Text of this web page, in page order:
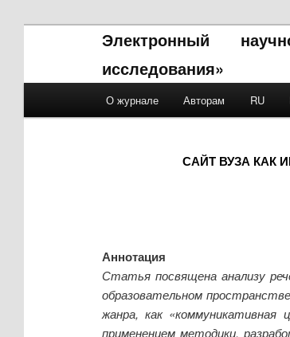
Электронный
исследования»
Skip to primary content
Skip to secondary content
О журнале Авторам RU
САЙТ ВУЗА КАК
Аннотация
Статья посвящена анализу
образовательном
жанра, как «коммуникативная
применением методики,